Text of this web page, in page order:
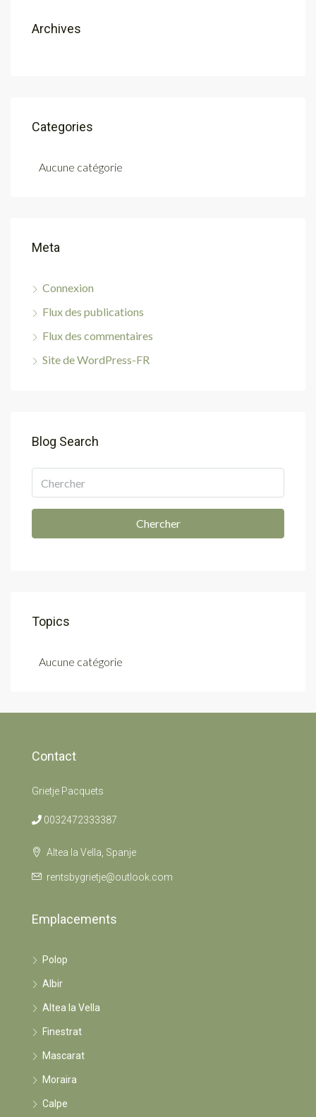
Archives
Categories
Aucune catégorie
Meta
Connexion
Flux des publications
Flux des commentaires
Site de WordPress-FR
Blog Search
Chercher
Topics
Aucune catégorie
Contact
Grietje Pacquets
0032472333387
Altea la Vella, Spanje
rentsbygrietje@outlook.com
Emplacements
Polop
Albir
Altea la Vella
Finestrat
Mascarat
Moraira
Calpe